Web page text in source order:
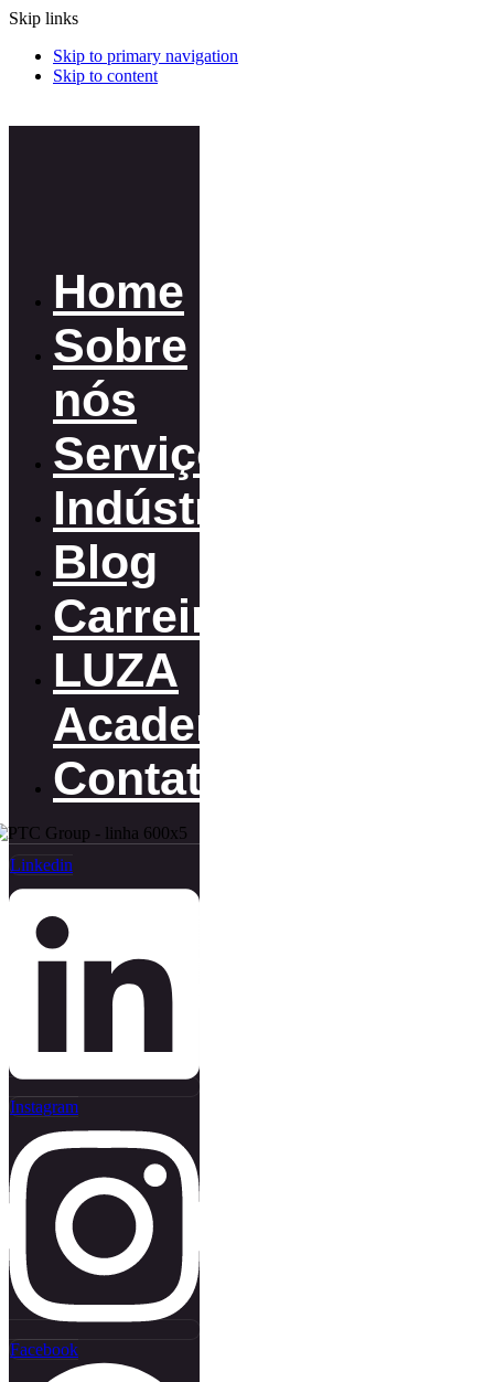
Skip links
Skip to primary navigation
Skip to content
Home
Sobre
nós
Serviços
Indústrias
Blog
Carreiras
LUZA
Academy
Contato
Linkedin
Instagram
Facebook